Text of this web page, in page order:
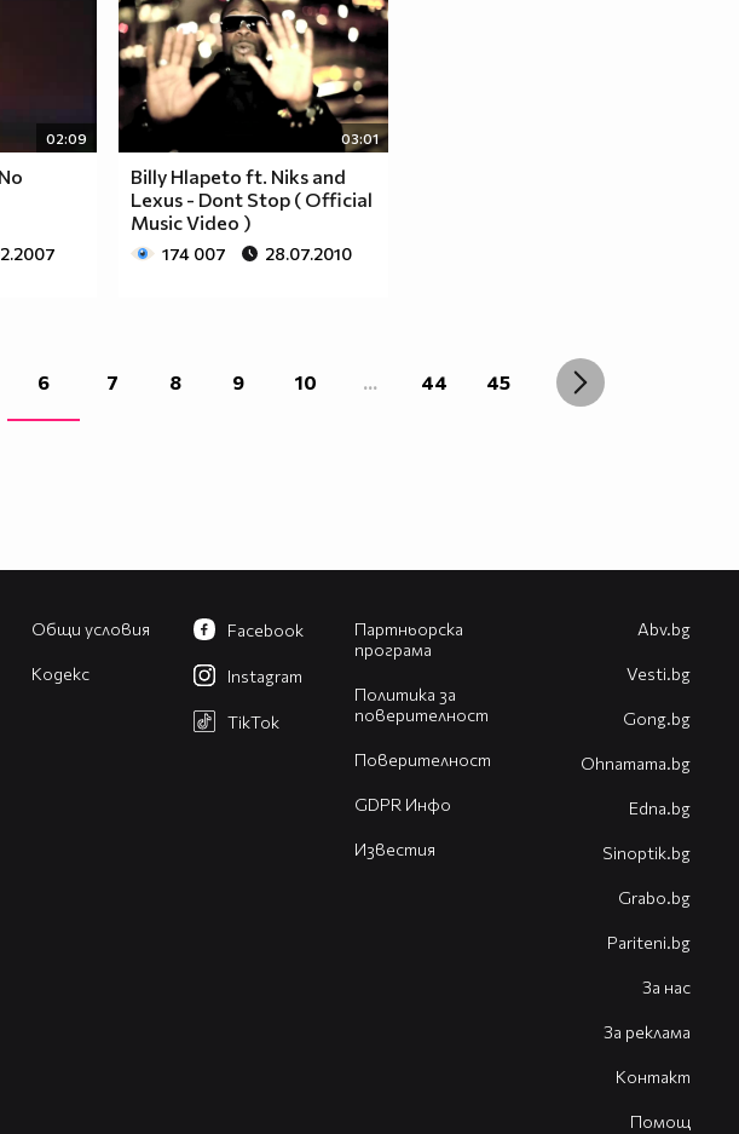
02:09 03:01
Billy Hlapeto ft. Niks and
Lexus - Dont Stop ( Official
Music Video )
174 007 28.07.2010
6 7 8 9 10 ... 44 45
Общи условия
Кодекс
Партньорска
програма
Политика за
поверителност
Поверителност
GDPR Инфо
Известия
Facebook
Instagram
TikTok
Abv.bg
Vesti.bg
Gong.bg
Оhnamama.bg
Edna.bg
Sinoptik.bg
Grabo.bg
Pariteni.bg
За нас
За реклама
Контакт
Помощ